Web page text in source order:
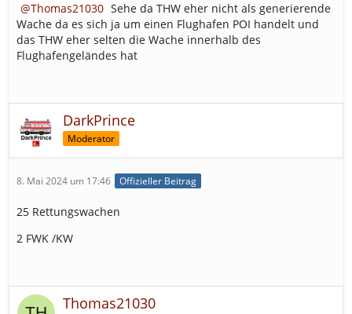
Thomas21030 Sehe da THW eher nicht als generierende
Wache da es sich ja um einen Flughafen POI handelt und
das THW eher selten die Wache innerhalb des
Flughafengeländes hat
DarkPrince
Moderator
8. Mai 2024 um 17:46 Offizieller Beitrag
25 Rettungswachen
2 FWK /KW
Thomas21030